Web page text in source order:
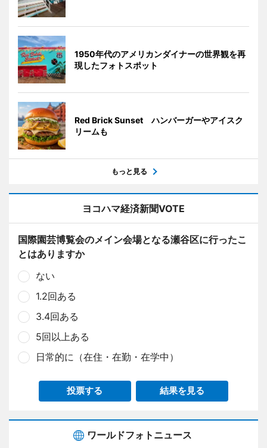
1950年代のアメリカンダイナーの世界観を再
現したフォトスポット
Red Brick Sunset ハンバーガーやアイスク
リームも
もっと見る
ヨコハマ経済新聞VOTE
国際園芸博覧会のメイン会場となる瀬谷区に行ったこ
とはありますか
ない
1.2回ある
3.4回ある
5回以上ある
日常的に（在住・在勤・在学中）
投票する 結果を見る
ワールドフォトニュース